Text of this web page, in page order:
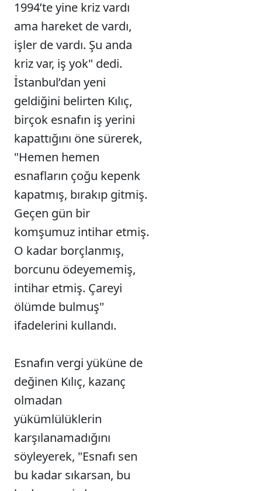
1994’te yine kriz vardı
ama hareket de vardı,
işler de vardı. Şu anda
kriz var, iş yok" dedi.
İstanbul’dan yeni
geldiğini belirten Kılıç,
birçok esnafın iş yerini
kapattığını öne sürerek,
"Hemen hemen
esnafların çoğu kepenk
kapatmış, bırakıp gitmiş.
Geçen gün bir
komşumuz intihar etmiş.
O kadar borçlanmış,
borcunu ödeyememiş,
intihar etmiş. Çareyi
ölümde bulmuş"
ifadelerini kullandı.
Esnafın vergi yüküne de
değinen Kılıç, kazanç
olmadan
yükümlülüklerin
karşılanamadığını
söyleyerek, "Esnafı sen
bu kadar sıkarsan, bu